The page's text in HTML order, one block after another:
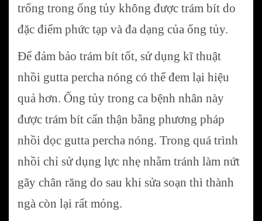
trống trong ống tủy không được trám bít do
đặc điểm phức tạp và đa dạng của ống tủy.
Để đảm bảo trám bít tốt, sử dụng kĩ thuật
nhồi gutta percha nóng có thể đem lại hiệu
quả hơn. Ống tủy trong ca bệnh nhân này
được trám bít cẩn thận bằng phương pháp
nhồi dọc gutta percha nóng. Trong quá trình
nhồi chỉ sử dụng lực nhẹ nhằm tránh làm nứt
gãy chân răng do sau khi sửa soạn thì thành
ngà còn lại rất mỏng.